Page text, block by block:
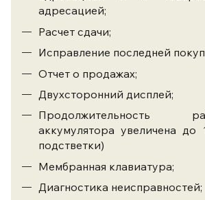
адресацией;
Расчет сдачи;
Исправление последней
Отчет о продажах;
Двухсторонний дисплей;
Продолжительность
аккумулятора увеличена до
подстветки)
Мембранная клавиатура;
Диагностика неисправностей;